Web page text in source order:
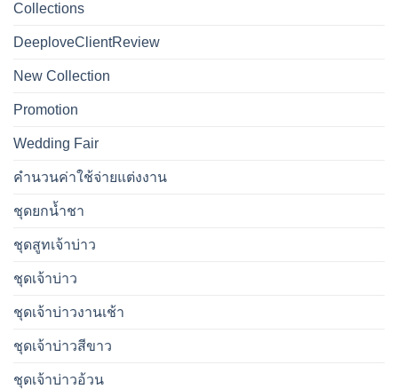
Collections
DeeploveClientReview
New Collection
Promotion
Wedding Fair
คำนวนค่าใช้จ่ายแต่งงาน
ชุดยกน้ำชา
ชุดสูทเจ้าบ่าว
ชุดเจ้าบ่าว
ชุดเจ้าบ่าวงานเช้า
ชุดเจ้าบ่าวสีขาว
ชุดเจ้าบ่าวอ้วน